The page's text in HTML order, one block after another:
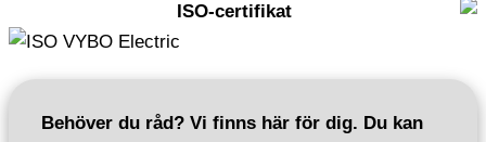
ISO-certifikat
Behöver du råd? Vi finns här för dig. Du kan